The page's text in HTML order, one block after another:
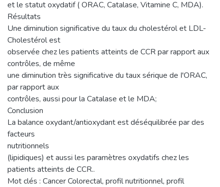
et le statut oxydatif ( ORAC, Catalase, Vitamine C, MDA).
Résultats
Une diminution significative du taux du cholestérol et LDL-
Cholestérol est
observée chez les patients atteints de CCR par rapport aux
contrôles, de même
une diminution très significative du taux sérique de I'ORAC,
par rapport aux
contrôles, aussi pour la Catalase et le MDA;
Conclusion
La balance oxydant/antioxydant est déséquilibrée par des
facteurs
nutritionnels
(lipidiques) et aussi les paramètres oxydatifs chez les
patients atteints de CCR..
Mot clés : Cancer Colorectal, profil nutritionnel, profil